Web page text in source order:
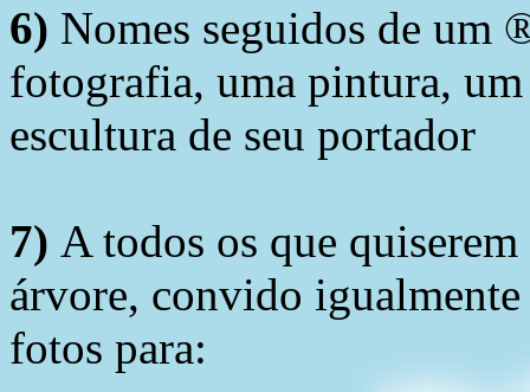
6) Nomes seguidos de um
fotografia, uma pintura,
escultura de seu portador
7) A todos os que
árvore, convido
fotos para: